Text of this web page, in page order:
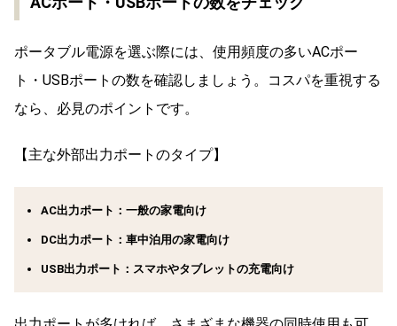
ポータブル電源を選ぶ際には、使用頻度の多いACポー
ト・USBポートの数を確認しましょう。コスパを重視する
なら、必見のポイントです。
【主な外部出力ポートのタイプ】
AC出力ポート：一般の家電向け
DC出力ポート：車中泊用の家電向け
USB出力ポート：スマホやタブレットの充電向け